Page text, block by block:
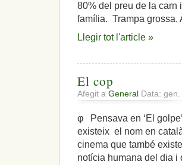
80% del preu de la carn
família. Trampa grossa.
Llegir tot l'article »
El cop
Afegit a General Data:
φ Pensava en ‘El
existeix el nom en
cinema que també
notícia humana del dia i